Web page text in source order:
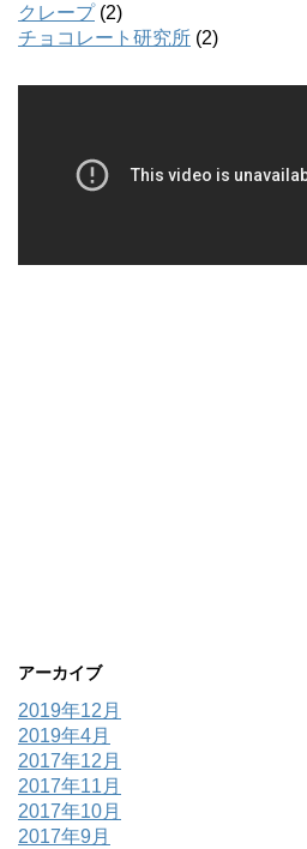
クレープ(2)
チョコレート研究所 (2)
アーカイブ
2019年12月
2019年4月
2017年12月
2017年11月
2017年10月
2017年9月